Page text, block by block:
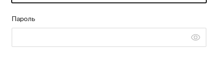
Пароль